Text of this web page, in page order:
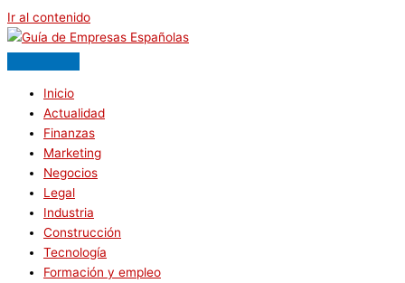
Ir al contenido
Inicio
Actualidad
Finanzas
Marketing
Negocios
Legal
Industria
Construcción
Tecnología
Formación y empleo